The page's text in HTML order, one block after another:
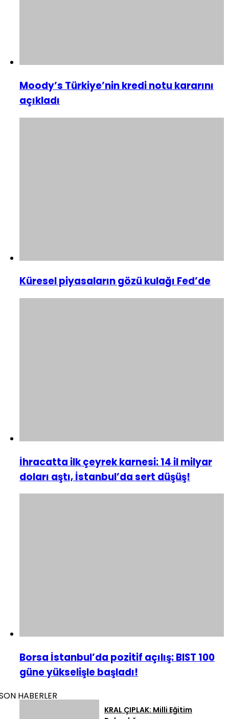
Moody’s Türkiye’nin kredi notu kararını
açıkladı
Küresel piyasaların gözü kulağı Fed’de
İhracatta ilk çeyrek karnesi: 14 il milyar
doları aştı, İstanbul’da sert düşüş!
Borsa İstanbul’da pozitif açılış: BIST 100
güne yükselişle başladı!
HABERLER
KRAL ÇIPLAK: Milli Eğitim